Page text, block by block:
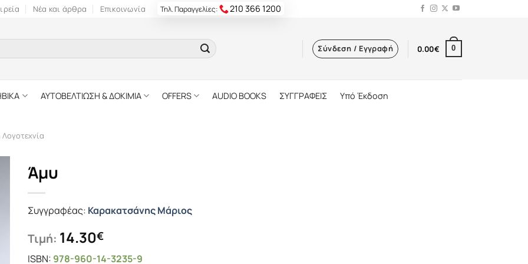
Νέα και άρθρα Επικοινωνία Τηλ. Παραγγελίες: 210 366 1200
Σύνδεση / Εγγραφή 0.00€ 0
ΑΥΤΟΒΕΛΤΙΩΣΗ & ΔΟΚΙΜΙΑ OFFERS AUDIO BOOKS ΣΥΓΓΡΑΦΕΙΣ Υπό Έκδοση
Λογοτεχνία
Άμυ
Συγγραφέας: Καρακατσάνης Μάριος
Τιμή: 14.30€
ISBN: 978-960-14-3235-9